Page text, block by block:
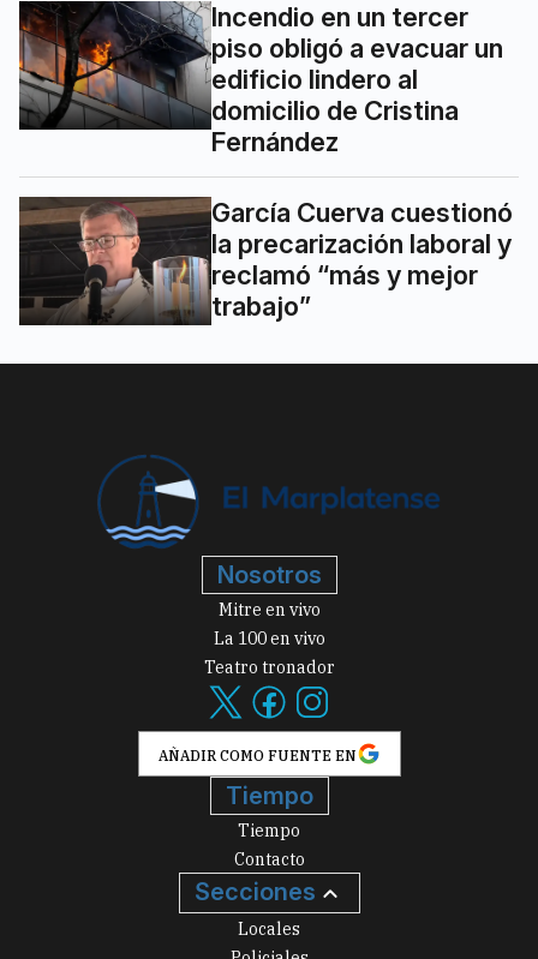
Incendio en un tercer
piso obligó a evacuar un
edificio lindero al
domicilio de Cristina
Fernández
García Cuerva cuestionó
la precarización laboral y
reclamó “más y mejor
trabajo”
Nosotros
Mitre en vivo
La 100 en vivo
Teatro tronador
AÑADIR COMO FUENTE EN
Tiempo
Tiempo
Contacto
Secciones
Locales